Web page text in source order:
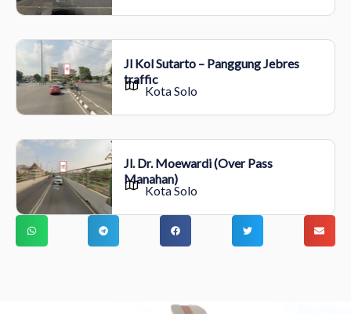
Jl Kol Sutarto – Panggung Jebres
traffic
Kota Solo
Jl. Dr. Moewardi (Over Pass
Manahan)
Kota Solo